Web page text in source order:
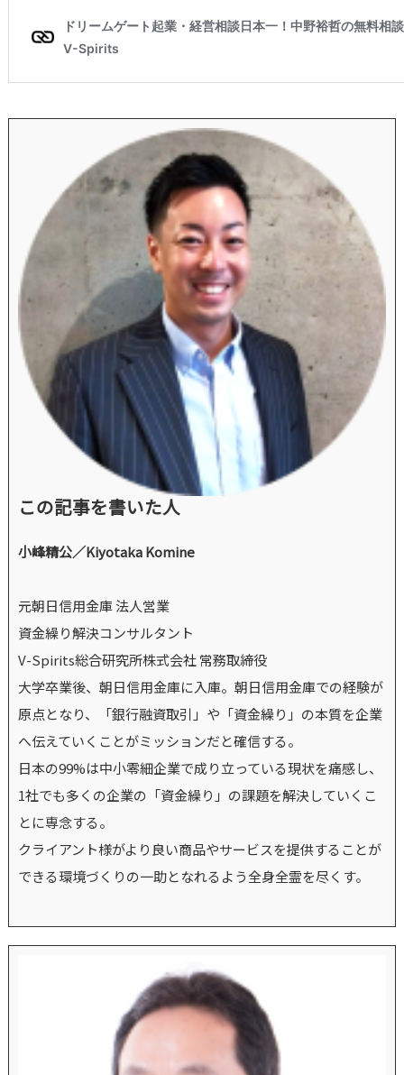
この記事を書いた人
小峰精公／Kiyotaka Komine
元朝日信用金庫 法人営業
資金繰り解決コンサルタント
V-Spirits総合研究所株式会社 常務取締役
大学卒業後、朝日信用金庫に入庫。朝日信用金庫での経験が
原点となり、「銀行融資取引」や「資金繰り」の本質を企業
へ伝えていくことがミッションだと確信する。
日本の99%は中小零細企業で成り立っている現状を痛感し、
1社でも多くの企業の「資金繰り」の課題を解決していくこ
とに専念する。
クライアント様がより良い商品やサービスを提供することが
できる環境づくりの一助となれるよう全身全霊を尽くす。